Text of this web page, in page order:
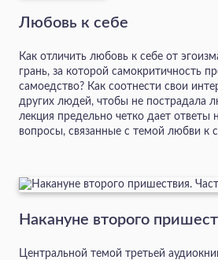
Любовь к себе
Как отличить любовь к себе от
грань, за которой самокритичность
самоедство? Как соотнести свои
других людей, чтобы не пострадала
лекция предельно четко дает ответы
вопросы, связанные с темой любви к
Накануне второго
Центральной темой третьей